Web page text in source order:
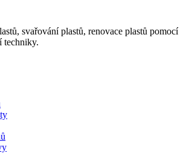
svařování plastů, renovace plastů pomocí
techniky.